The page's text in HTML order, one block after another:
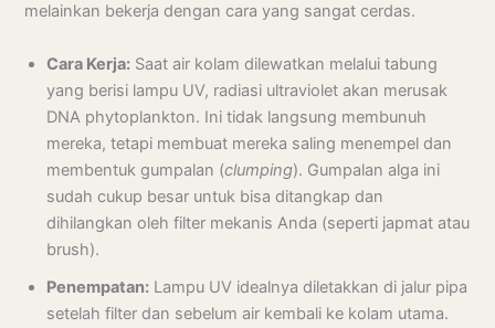
melainkan bekerja dengan cara yang sangat cerdas.
Cara Kerja: Saat air kolam dilewatkan melalui tabung
yang berisi lampu UV, radiasi ultraviolet akan merusak
DNA phytoplankton. Ini tidak langsung membunuh
mereka, tetapi membuat mereka saling menempel dan
membentuk gumpalan (clumping). Gumpalan alga ini
sudah cukup besar untuk bisa ditangkap dan
dihilangkan oleh filter mekanis Anda (seperti japmat atau
brush).
Penempatan: Lampu UV idealnya diletakkan di jalur pipa
setelah filter dan sebelum air kembali ke kolam utama.